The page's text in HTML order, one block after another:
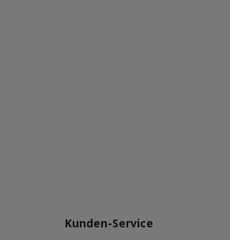
Kunden-Service